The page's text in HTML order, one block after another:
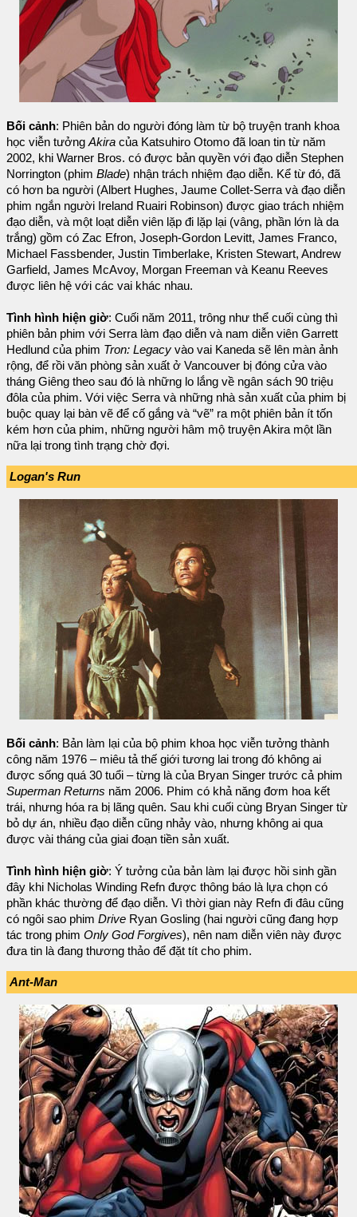
Bối cảnh: Phiên bản do người đóng làm từ bộ truyện tranh khoa
học viễn tưởng Akira của Katsuhiro Otomo đã loan tin từ năm
2002, khi Warner Bros. có được bản quyền với đạo diễn Stephen
Norrington (phim Blade) nhận trách nhiệm đạo diễn. Kể từ đó, đã
có hơn ba người (Albert Hughes, Jaume Collet-Serra và đạo diễn
phim ngắn người Ireland Ruairi Robinson) được giao trách nhiệm
đạo diễn, và một loạt diễn viên lặp đi lặp lại (vâng, phần lớn là da
trắng) gồm có Zac Efron, Joseph-Gordon Levitt, James Franco,
Michael Fassbender, Justin Timberlake, Kristen Stewart, Andrew
Garfield, James McAvoy, Morgan Freeman và Keanu Reeves
được liên hệ với các vai khác nhau.
Tình hình hiện giờ: Cuối năm 2011, trông như thể cuối cùng thì
phiên bản phim với Serra làm đạo diễn và nam diễn viên Garrett
Hedlund của phim Tron: Legacy vào vai Kaneda sẽ lên màn ảnh
rộng, để rồi văn phòng sản xuất ở Vancouver bị đóng cửa vào
tháng Giêng theo sau đó là những lo lắng về ngân sách 90 triệu
đôla của phim. Với việc Serra và những nhà sản xuất của phim bị
buộc quay lại bàn vẽ để cố gắng và “vẽ” ra một phiên bản ít tốn
kém hơn của phim, những người hâm mộ truyện Akira một lần
nữa lại trong tình trạng chờ đợi.
Logan's Run
Bối cảnh: Bản làm lại của bộ phim khoa học viễn tưởng thành
công năm 1976 – miêu tả thế giới tương lai trong đó không ai
được sống quá 30 tuổi – từng là của Bryan Singer trước cả phim
Superman Returns năm 2006. Phim có khả năng đơm hoa kết
trái, nhưng hóa ra bị lãng quên. Sau khi cuối cùng Bryan Singer từ
bỏ dự án, nhiều đạo diễn cũng nhảy vào, nhưng không ai qua
được vài tháng của giai đoạn tiền sản xuất.
Tình hình hiện giờ: Ý tưởng của bản làm lại được hồi sinh gần
đây khi Nicholas Winding Refn được thông báo là lựa chọn có
phần khác thường để đạo diễn. Vì thời gian này Refn đi đâu cũng
có ngôi sao phim Drive Ryan Gosling (hai người cũng đang hợp
tác trong phim Only God Forgives), nên nam diễn viên này được
đưa tin là đang thương thảo để đặt tít cho phim.
Ant-Man